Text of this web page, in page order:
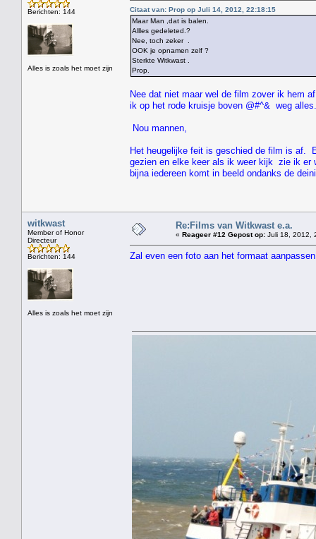
Berichten: 144
Alles is zoals het moet zijn
Citaat van: Prop op Juli 14, 2012, 22:18:15
Maar Man ,dat is balen.
Allles gedeleted.?
Nee, toch zeker .
OOK je opnamen zelf ?
Sterkte Witkwast .
Prop.
Nee dat niet maar wel de film zover ik hem
ik op het rode kruisje boven @#^& weg
Nou mannen,
Het heugelijke feit is geschied de film is af.
gezien en elke keer als ik weer kijk zie ik er
bijna iedereen komt in beeld ondanks de
witkwast
Member of Honor
Directeur
Berichten: 144
Alles is zoals het moet zijn
Re:Films van Witkwast e.a.
« Reageer #12 Gepost op: Juli 18, 2012,
Zal even een foto aan het formaat